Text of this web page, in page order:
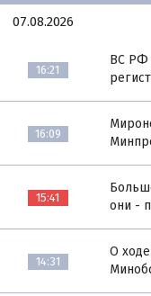
07.08.2026
16:21
ВС РФ
16:09
15:41
они -
14:31
О